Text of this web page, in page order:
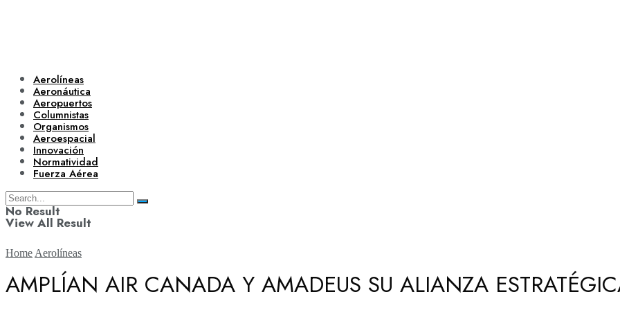
Aerolíneas
Aeronáutica
Aeropuertos
Columnistas
Organismos
Aeroespacial
Innovación
Normatividad
Fuerza Aérea
No Result
View All Result
Home Aerolíneas
AMPLÍAN AIR CANADA Y AMADEUS SU ALIANZA